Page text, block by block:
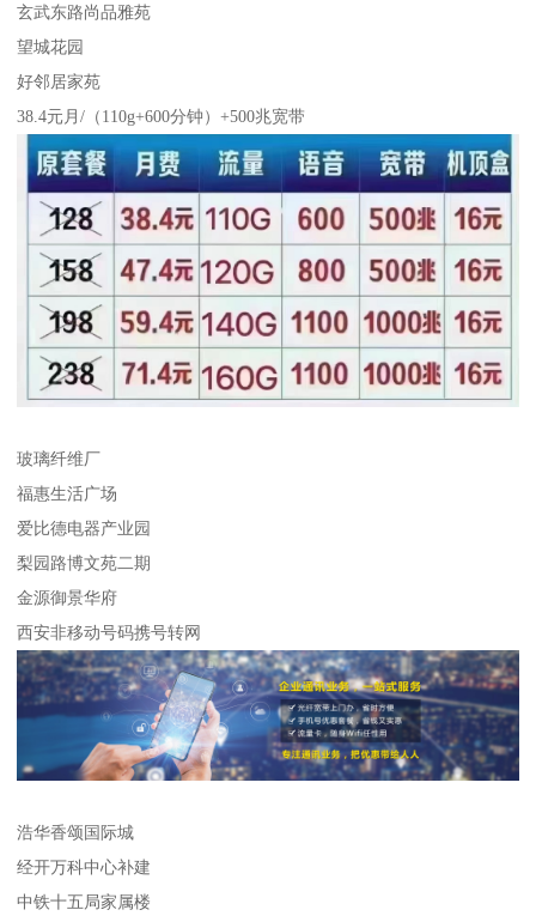
玄武东路尚品雅苑
望城花园
好邻居家苑
38.4元月/（110g+600分钟）+500兆宽带
玻璃纤维厂
福惠生活广场
爱比德电器产业园
梨园路博文苑二期
金源御景华府
西安非移动号码携号转网
浩华香颂国际城
经开万科中心补建
中铁十五局家属楼